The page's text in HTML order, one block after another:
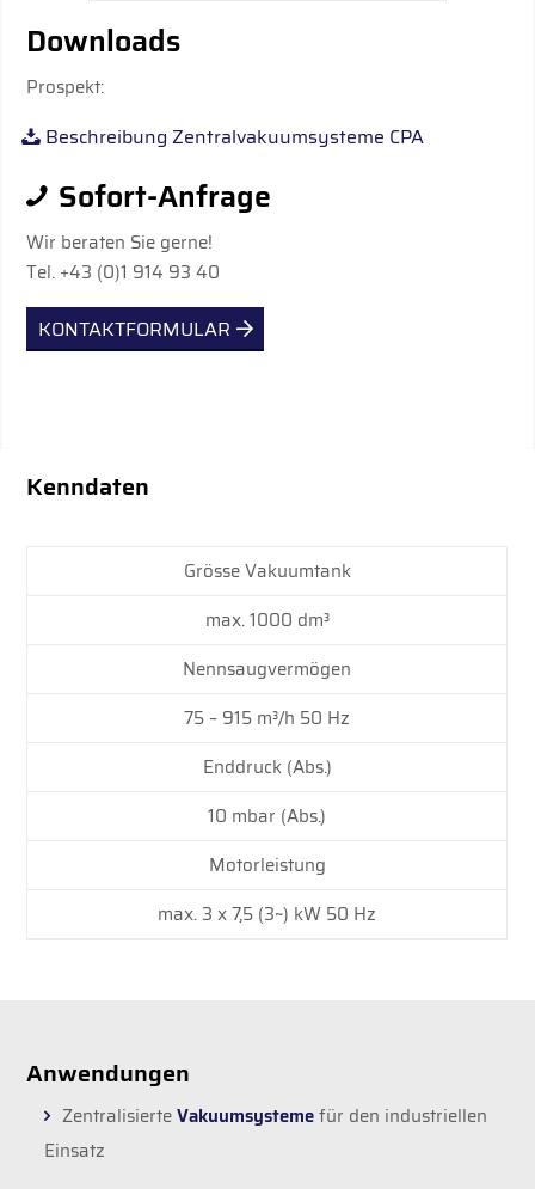
Downloads
Prospekt:
Beschreibung Zentralvakuumsysteme CPA
Sofort-Anfrage
Wir beraten Sie gerne!
Tel. +43 (0)1 914 93 40
KONTAKTFORMULAR
Kenndaten
Grösse Vakuumtank
max. 1000 dm³
Nennsaugvermögen
75 – 915 m³/h 50 Hz
Enddruck (Abs.)
10 mbar (Abs.)
Motorleistung
max. 3 x 7,5 (3~) kW 50 Hz
Anwendungen
ZentralisierteVakuumsystemefür den industriellen
Einsatz